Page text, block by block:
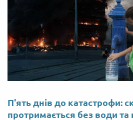
П'ять днів до катастрофи:
протримається без води та